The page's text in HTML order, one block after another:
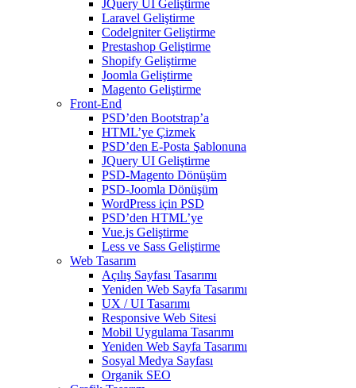
JQuery UI Geliştirme
Laravel Geliştirme
Codelgniter Geliştirme
Prestashop Geliştirme
Shopify Geliştirme
Joomla Geliştirme
Magento Geliştirme
Front-End
PSD’den Bootstrap’a
HTML’ye Çizmek
PSD’den E-Posta Şablonuna
JQuery UI Geliştirme
PSD-Magento Dönüşüm
PSD-Joomla Dönüşüm
WordPress için PSD
PSD’den HTML’ye
Vue.js Geliştirme
Less ve Sass Geliştirme
Web Tasarım
Açılış Sayfası Tasarımı
Yeniden Web Sayfa Tasarımı
UX / UI Tasarımı
Responsive Web Sitesi
Mobil Uygulama Tasarımı
Yeniden Web Sayfa Tasarımı
Sosyal Medya Sayfası
Organik SEO